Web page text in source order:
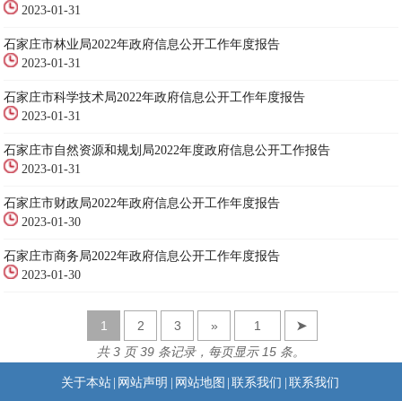
2023-01-31
石家庄市林业局2022年政府信息公开工作年度报告
2023-01-31
石家庄市科学技术局2022年政府信息公开工作年度报告
2023-01-31
石家庄市自然资源和规划局2022年度政府信息公开工作报告
2023-01-31
石家庄市财政局2022年政府信息公开工作年度报告
2023-01-30
石家庄市商务局2022年政府信息公开工作年度报告
2023-01-30
1 2 3 »
➤
共 3 页 39 条记录，每页显示 15 条。
关于本站 网站声明 网站地图 联系我们 联系我们